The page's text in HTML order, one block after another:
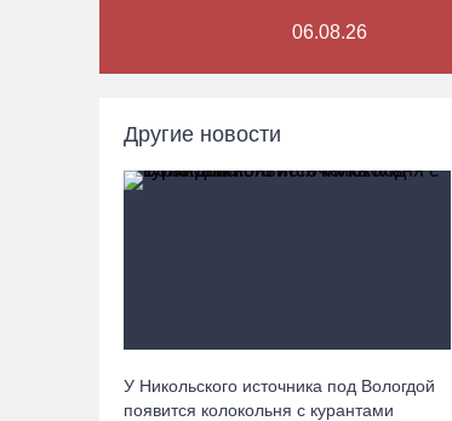
06.08.26
Другие новости
У Никольского источника под Вологдой
появится колокольня с курантами